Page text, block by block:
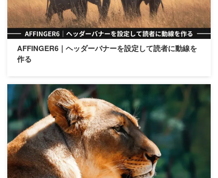
AFFINGER6｜ヘッダーバナーを設定して読者に動線を
作る